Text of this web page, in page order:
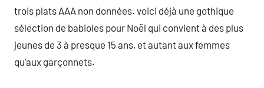
trois plats AAA non données. voici déjà une gothique
sélection de babioles pour Noël qui convient à des plus
jeunes de 3 à presque 15 ans, et autant aux femmes
qu’aux garçonnets.